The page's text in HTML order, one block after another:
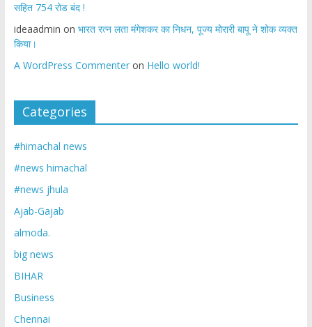
सहित 754 रोड बंद !
ideaadmin on भारत रत्न लता मंगेशकर का निधन, पूज्य मोरारी बापू ने शोक व्यक्त
किया।
A WordPress Commenteron Hello world!
Categories
#himachal news
#news himachal
#news jhula
Ajab-Gajab
almoda.
big news
BIHAR
Business
Chennai